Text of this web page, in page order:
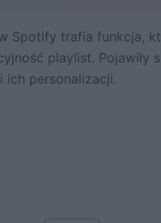
playlist. Pojawiły
ich personalizacji.